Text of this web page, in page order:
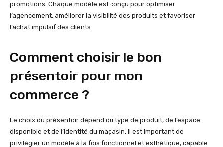
promotions. Chaque modèle est conçu pour optimiser
l’agencement, améliorer la visibilité des produits et favoriser
l’achat impulsif des clients.
Comment choisir le bon
présentoir pour mon
commerce ?
Le choix du présentoir dépend du type de produit, de l’espace
disponible et de l’identité du magasin. Il est important de
privilégier un modèle à la fois fonctionnel et esthétique, capable